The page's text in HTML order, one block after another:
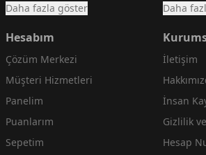
Daha fazla göster
Daha
Hesabım
Çözüm Merkezi
Müşteri Hizmetleri
Panelim
Puanlarım
Sepetim
İletişim
İnsan
Gizlilik
Hesap